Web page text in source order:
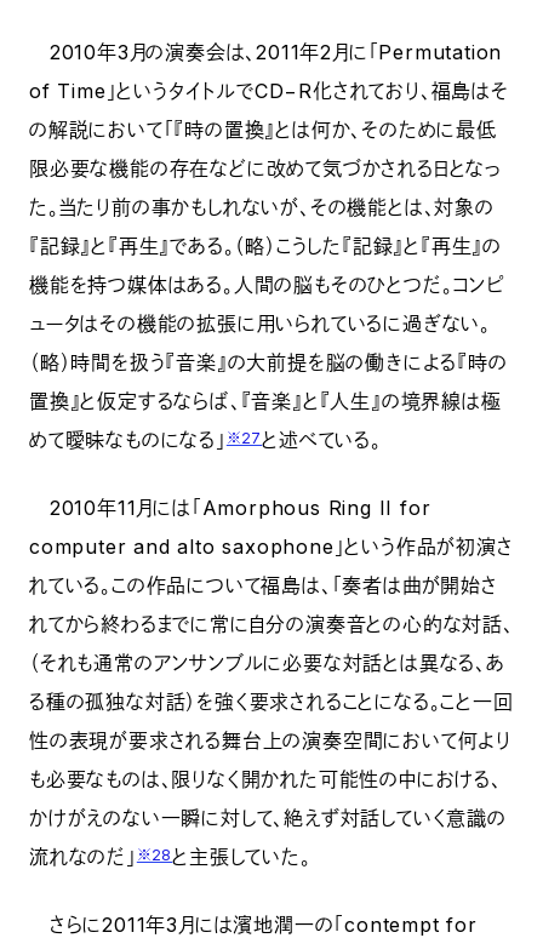
2010年3月の演奏会は、2011年2月に「Permutation
of Time」というタイトルでCD−R化されており、福島はそ
の解説において「『時の置換』とは何か、そのために最低
限必要な機能の存在などに改めて気づかされる日となっ
た。当たり前の事かもしれないが、その機能とは、対象の
『記録』と『再生』である。（略）こうした『記録』と『再生』の
機能を持つ媒体はある。人間の脳もそのひとつだ。コンピ
ュータはその機能の拡張に用いられているに過ぎない。
（略）時間を扱う『音楽』の大前提を脳の働きによる『時の
置換』と仮定するならば、『音楽』と『人生』の境界線は極
めて曖昧なものになる」※27と述べている。
2010年11月には「Amorphous Ring II for
computer and alto saxophone」という作品が初演さ
れている。この作品について福島は、「奏者は曲が開始さ
れてから終わるまでに常に自分の演奏音との心的な対話、
（それも通常のアンサンブルに必要な対話とは異なる、あ
る種の孤独な対話）を強く要求されることになる。こと一回
性の表現が要求される舞台上の演奏空間において何より
も必要なものは、限りなく開かれた可能性の中における、
かけがえのない一瞬に対して、絶えず対話していく意識の
流れなのだ」※28と主張していた。
さらに2011年3月には濱地潤一の「contempt for